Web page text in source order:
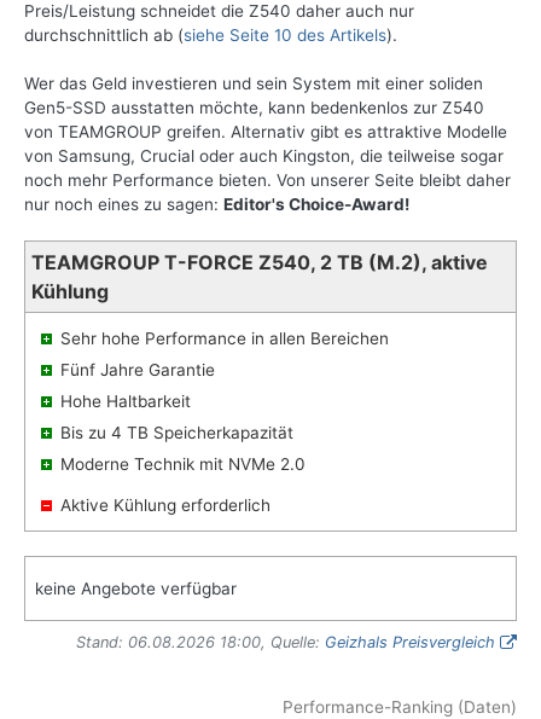
Preis/Leistung schneidet die Z540 daher auch nur
durchschnittlich ab (siehe Seite 10 des Artikels).
Wer das Geld investieren und sein System mit einer soliden
Gen5-SSD ausstatten möchte, kann bedenkenlos zur Z540
von TEAMGROUP greifen. Alternativ gibt es attraktive Modelle
von Samsung, Crucial oder auch Kingston, die teilweise sogar
noch mehr Performance bieten. Von unserer Seite bleibt daher
nur noch eines zu sagen: Editor's Choice-Award!
TEAMGROUP T-FORCE Z540, 2 TB (M.2), aktive
Kühlung
Sehr hohe Performance in allen Bereichen
Fünf Jahre Garantie
Hohe Haltbarkeit
Bis zu 4 TB Speicherkapazität
Moderne Technik mit NVMe 2.0
Aktive Kühlung erforderlich
keine Angebote verfügbar
Stand: 06.08.2026 18:00, Quelle: Geizhals Preisvergleich
Performance-Ranking (Daten)